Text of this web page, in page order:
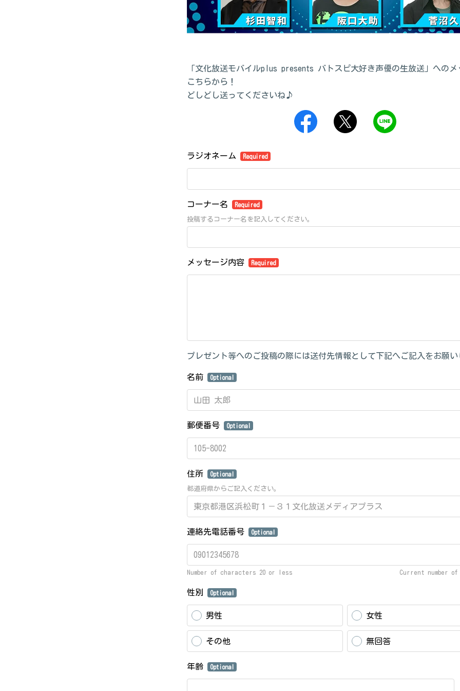
「文化放送モバイルplus presents バトスピ大好き声優の生放送」へのメ
こちらから！
どしどし送ってくださいね♪
ラジオネーム Required
コーナー名 Required
投稿するコーナー名を記入してください。
メッセージ内容 Required
プレゼント等へのご投稿の際には送付先情報として下記へご記入をお願い
名前 Optional
郵便番号 Optional
住所 Optional
都道府県からご記入ください。
連絡先電話番号 Optional
Number of characters 20 or less Current number
性別 Optional
男性 女性
その他 無回答
年齢 Optional